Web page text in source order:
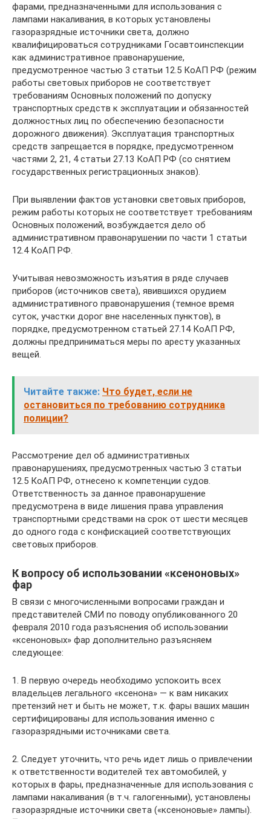
фарами, предназначенными для использования с
лампами накаливания, в которых установлены
газоразрядные источники света, должно
квалифицироваться сотрудниками Госавтоинспекции
как административное правонарушение,
предусмотренное частью 3 статьи 12.5 КоАП РФ (режим
работы световых приборов не соответствует
требованиям Основных положений по допуску
транспортных средств к эксплуатации и обязанностей
должностных лиц по обеспечению безопасности
дорожного движения). Эксплуатация транспортных
средств запрещается в порядке, предусмотренном
частями 2, 21, 4 статьи 27.13 КоАП РФ (со снятием
государственных регистрационных знаков).
При выявлении фактов установки световых приборов,
режим работы которых не соответствует требованиям
Основных положений, возбуждается дело об
административном правонарушении по части 1 статьи
12.4 КоАП РФ.
Учитывая невозможность изъятия в ряде случаев
приборов (источников света), явившихся орудием
административного правонарушения (темное время
суток, участки дорог вне населенных пунктов), в
порядке, предусмотренном статьей 27.14 КоАП РФ,
должны предприниматься меры по аресту указанных
вещей.
Читайте также: Что будет, если не
остановиться по требованию сотрудника
полиции?
Рассмотрение дел об административных
правонарушениях, предусмотренных частью 3 статьи
12.5 КоАП РФ, отнесено к компетенции судов.
Ответственность за данное правонарушение
предусмотрена в виде лишения права управления
транспортными средствами на срок от шести месяцев
до одного года с конфискацией соответствующих
световых приборов.
К вопросу об использовании «ксеноновых»
фар
В связи с многочисленными вопросами граждан и
представителей СМИ по поводу опубликованного 20
февраля 2010 года разъяснения об использовании
«ксеноновых» фар дополнительно разъясняем
следующее:
1. В первую очередь необходимо успокоить всех
владельцев легального «ксенона» — к вам никаких
претензий нет и быть не может, т.к. фары ваших машин
сертифицированы для использования именно с
газоразрядными источниками света.
2. Следует уточнить, что речь идет лишь о привлечении
к ответственности водителей тех автомобилей, у
которых в фары, предназначенные для использования с
лампами накаливания (в т.ч. галогенными), установлены
газоразрядные источники света («ксеноновые» лампы).